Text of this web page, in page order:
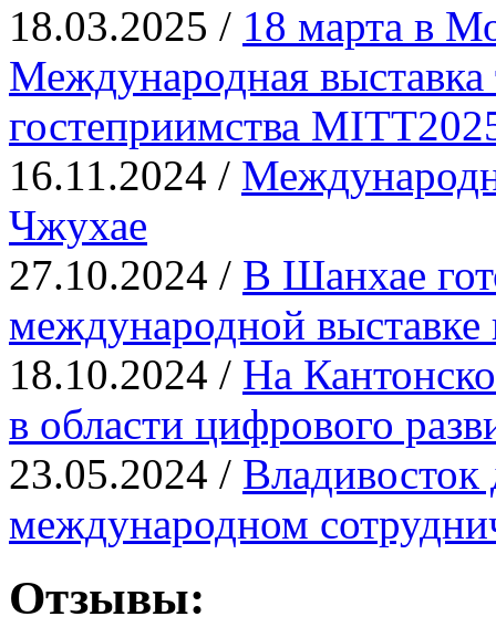
18.03.2025 / 18 марта в
Международная
гостеприимства
16.11.2024 /
Чжухае
27.10.2024 / В Шанхае
международной выставке
18.10.2024 / На
в области цифрового
23.05.2024 / Владивосток
международном
Отзывы: